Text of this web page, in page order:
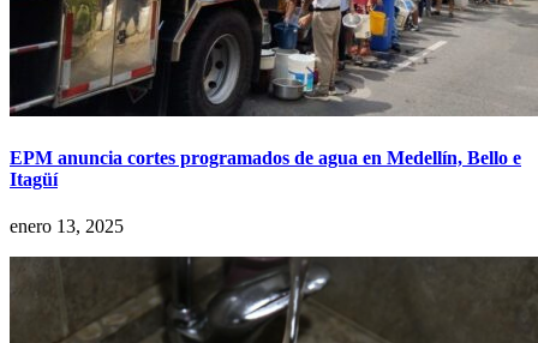
EPM anuncia cortes programados de agua en Medellín, Bello e
Itagüí
enero 13, 2025